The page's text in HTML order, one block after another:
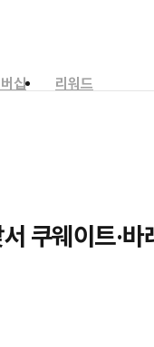
십
리워드
쿠웨이트·바